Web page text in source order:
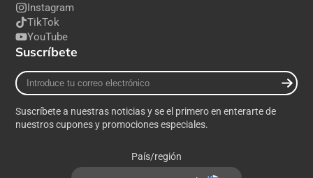
Instagram
TikTok
YouTube
Suscríbete
Introduce
tu
electrónico
Suscríbete a nuestras noticias y se el primero en enterarte de
nuestros cupones y promociones especiales.
País/región